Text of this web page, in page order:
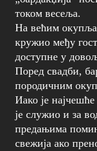
током весеља.
На већим
кружио међу
доступне у
Поред свадби,
породичним
Иако је
је служио и за
предањима
свежија ако